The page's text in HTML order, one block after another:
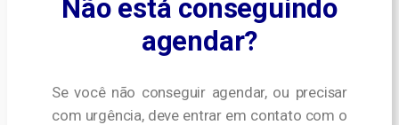
Não está conseguindo
agendar?
Se você não conseguir agendar, ou precisar
com urgência, deve entrar em contato com o